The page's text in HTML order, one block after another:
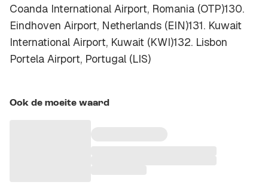
Coanda International Airport, Romania (OTP)130.
Eindhoven Airport, Netherlands (EIN)131. Kuwait
International Airport, Kuwait (KWI)132. Lisbon
Portela Airport, Portugal (LIS)
Ook de moeite waard